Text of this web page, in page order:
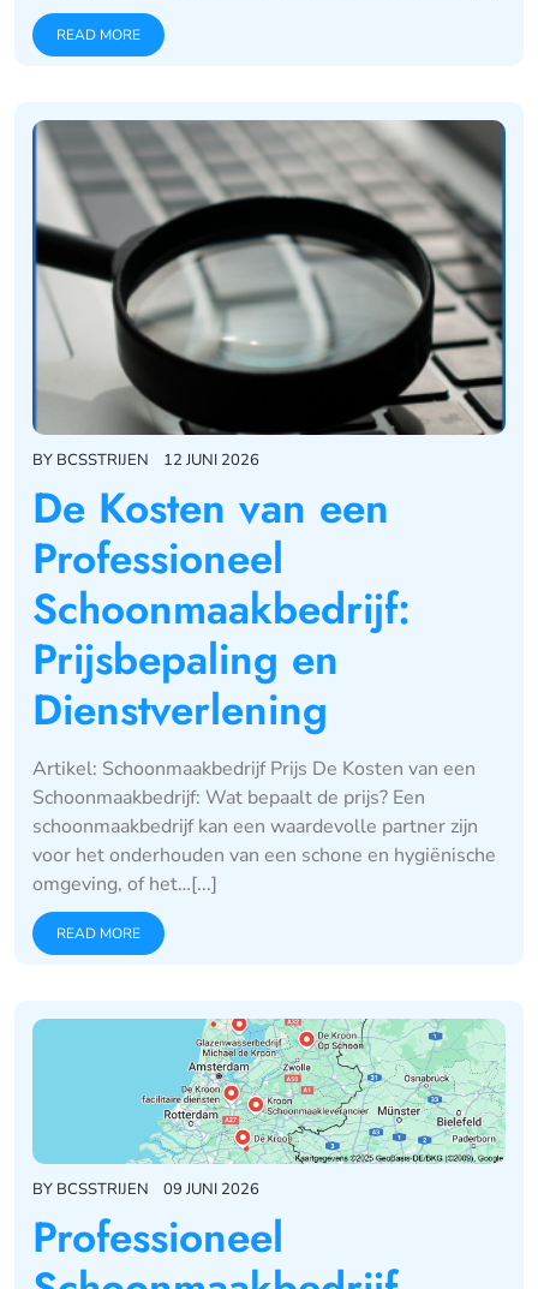
READ MORE
BY BCSSTRIJEN 12 JUNI 2026
De Kosten van een
Professioneel
Schoonmaakbedrijf:
Prijsbepaling en
Dienstverlening
Artikel: Schoonmaakbedrijf Prijs De Kosten van een
Schoonmaakbedrijf: Wat bepaalt de prijs? Een
schoonmaakbedrijf kan een waardevolle partner zijn
voor het onderhouden van een schone en hygiënische
omgeving, of het…[...]
READ MORE
BY BCSSTRIJEN 09 JUNI 2026
Professioneel